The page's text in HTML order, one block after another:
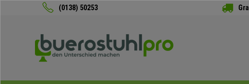
(0138) 50253